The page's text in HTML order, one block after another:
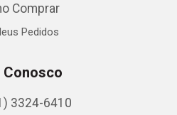
Comprar
Pedidos
Conosco
3324-6410